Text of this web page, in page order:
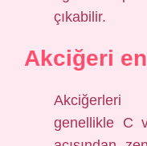
çıkabilir.
Akciğeri
Akciğerleri
genellikle C